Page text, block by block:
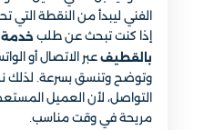
الفني ليبدأ من النقطة التي
إذا كنت تبحث عن طلب خدمة
بالقطيف عبر الاتصال أو
وتوضح وتنسق بسرعة. لذلك
التواصل، لأن العميل
مريحة في وقت مناسب.